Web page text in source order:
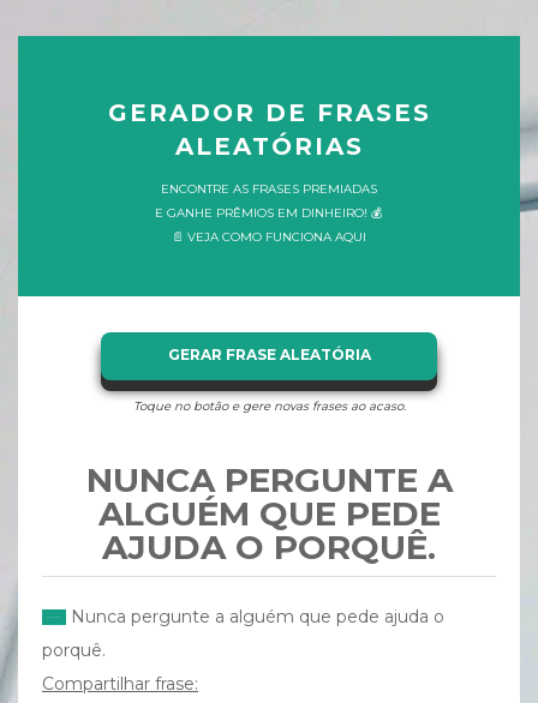
GERADOR DE FRASES
ALEATÓRIAS
ENCONTRE AS FRASES PREMIADAS
E GANHE PRÊMIOS EM DINHEIRO! 💰
📄 VEJA COMO FUNCIONA AQUI
GERAR FRASE ALEATÓRIA
Toque no botão e gere novas frases ao acaso.
NUNCA PERGUNTE A
ALGUÉM QUE PEDE
AJUDA O PORQUÊ.
Nunca pergunte a alguém que pede ajuda o
porquê.
Compartilhar frase: